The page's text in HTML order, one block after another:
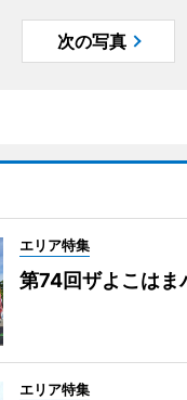
次の写真
エリア特集
第74回ザよこは
エリア特集